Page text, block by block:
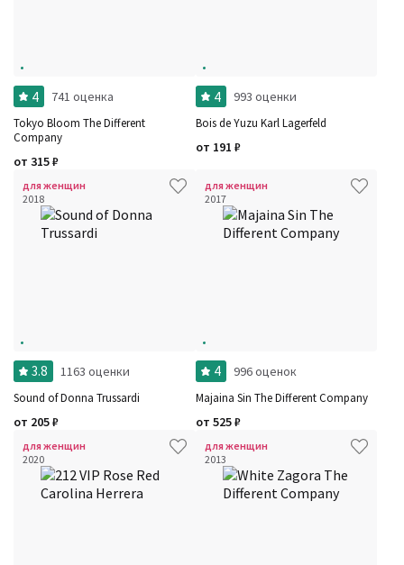
4 741 оценка
Tokyo Bloom The Different
Company
от 315₽
4 993 оценки
Bois de Yuzu Karl Lagerfeld
от 191 ₽
для женщин
2018
3.8 1163 оценки
Sound of Donna Trussardi
от 205₽
для женщин
2017
4 996 оценок
Majaina Sin The Different Company
от 525₽
для женщин
2020
для женщин
2013